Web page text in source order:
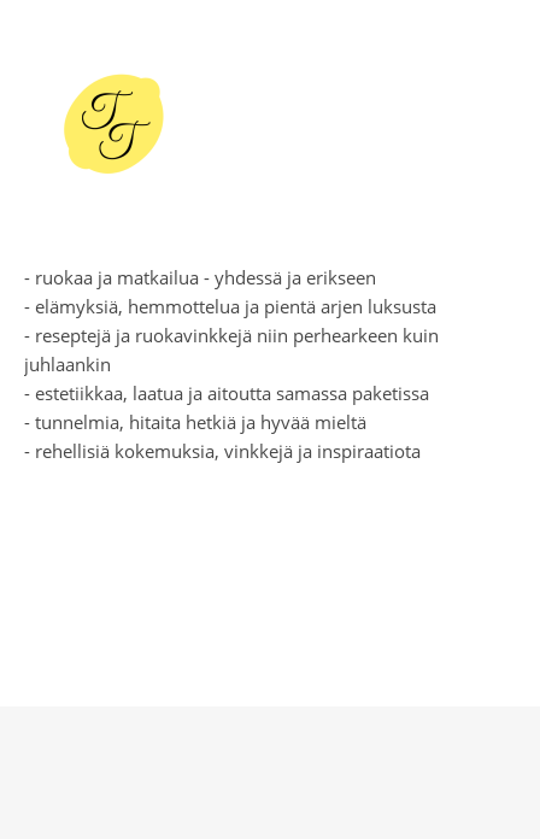
- ruokaa ja matkailua - yhdessä ja erikseen
- elämyksiä, hemmottelua ja pientä arjen luksusta
- reseptejä ja ruokavinkkejä niin perhearkeen kuin
juhlaankin
- estetiikkaa, laatua ja aitoutta samassa paketissa
- tunnelmia, hitaita hetkiä ja hyvää mieltä
- rehellisiä kokemuksia, vinkkejä ja inspiraatiota